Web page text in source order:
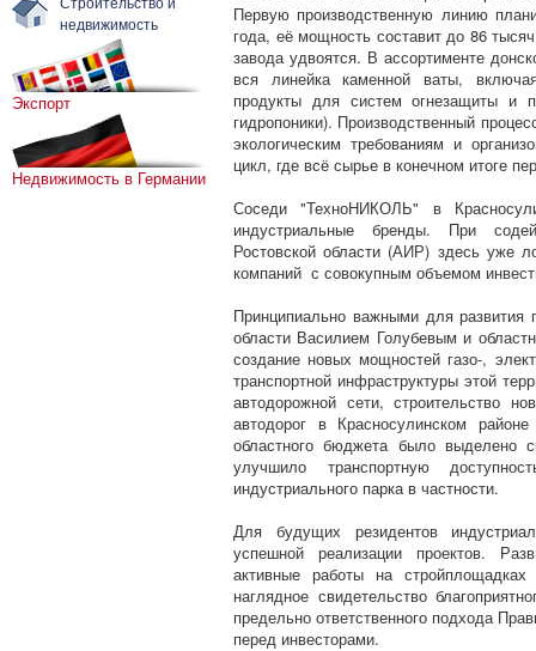
недвижимость
Экспорт
Недвижимость в Германии
Первую производственную линию
года, её мощность составит до 86
завода удвоятся. В ассортименте
вся линейка каменной ваты,
продукты для систем огнезащиты и
гидропоники). Производственный
экологическим требованиям и
цикл, где всё сырье в конечном итоге
Соседи "ТехноНИКОЛЬ" в
индустриальные бренды. При
Ростовской области (АИР) здесь уже
компаний с совокупным объемом
Принципиально важными для развития
области Василием Голубевым и
создание новых мощностей газо-,
транспортной инфраструктуры этой
автодорожной сети, строительство
автодорог в Красносулинском
областного бюджета было
улучшило транспортную
индустриального парка в частности.
Для будущих резидентов
успешной реализации проектов.
активные работы на
наглядное свидетельство
предельно ответственного подхода
перед инвесторами.